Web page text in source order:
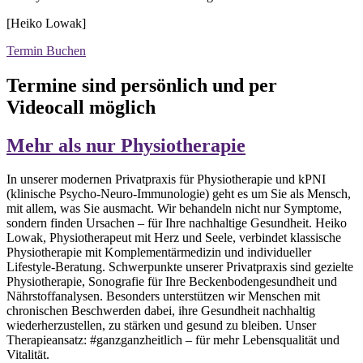
[Heiko Lowak]
Termin Buchen
Termine sind persönlich und per
Videocall möglich
Mehr als nur Physiotherapie
In unserer modernen Privatpraxis für Physiotherapie und kPNI
(klinische Psycho-Neuro-Immunologie) geht es um Sie als Mensch,
mit allem, was Sie ausmacht. Wir behandeln nicht nur Symptome,
sondern finden Ursachen – für Ihre nachhaltige Gesundheit. Heiko
Lowak, Physiotherapeut mit Herz und Seele, verbindet klassische
Physiotherapie mit Komplementärmedizin und individueller
Lifestyle-Beratung. Schwerpunkte unserer Privatpraxis sind gezielte
Physiotherapie, Sonografie für Ihre Beckenbodengesundheit und
Nährstoffanalysen. Besonders unterstützen wir Menschen mit
chronischen Beschwerden dabei, ihre Gesundheit nachhaltig
wiederherzustellen, zu stärken und gesund zu bleiben. Unser
Therapieansatz: #ganzganzheitlich – für mehr Lebensqualität und
Vitalität.